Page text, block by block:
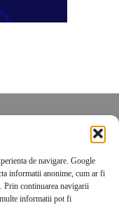
de navigare. Google
informatii anonime, cum ar fi
Prin continuarea navigarii
informatii pot fi